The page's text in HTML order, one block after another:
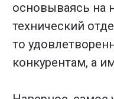
основываясь на
технический
то
конкурентам, а